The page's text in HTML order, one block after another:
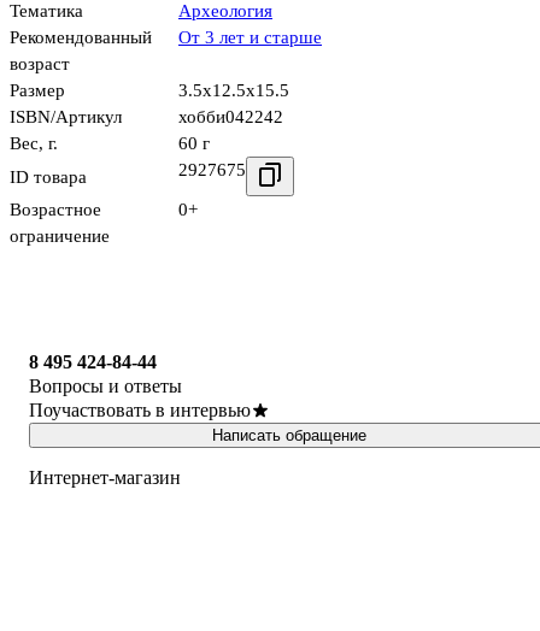
Тематика
Археология
Рекомендованный
возраст
От 3 лет и старше
Размер
3.5x12.5x15.5
ISBN/Артикул
хобби042242
Вес, г.
60 г
ID товара
2927675
Возрастное
ограничение
0+
8 495 424-84-44
Вопросы и ответы
Поучаствовать в интервью
Написать обращение
Интернет-магазин